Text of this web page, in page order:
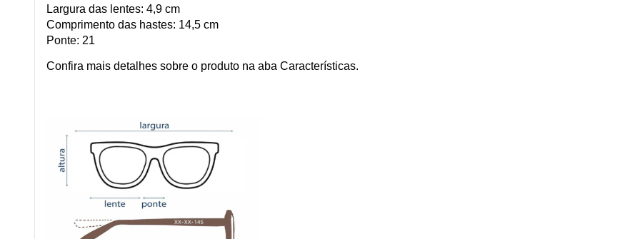
Largura das lentes: 4,9 cm
Comprimento das hastes: 14,5 cm
Ponte: 21
Confira mais detalhes sobre o produto na aba Características.